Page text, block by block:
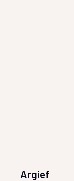
Argief